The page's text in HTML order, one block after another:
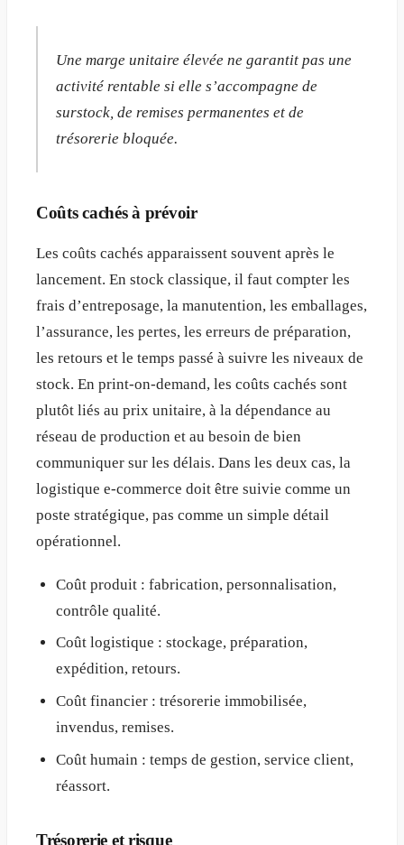
Une marge unitaire élevée ne garantit pas une
activité rentable si elle s’accompagne de
surstock, de remises permanentes et de
trésorerie bloquée.
Coûts cachés à prévoir
Les coûts cachés apparaissent souvent après le
lancement. En stock classique, il faut compter les
frais d’entreposage, la manutention, les emballages,
l’assurance, les pertes, les erreurs de préparation,
les retours et le temps passé à suivre les niveaux de
stock. En print-on-demand, les coûts cachés sont
plutôt liés au prix unitaire, à la dépendance au
réseau de production et au besoin de bien
communiquer sur les délais. Dans les deux cas, la
logistique e-commerce doit être suivie comme un
poste stratégique, pas comme un simple détail
opérationnel.
Coût produit : fabrication, personnalisation,
contrôle qualité.
Coût logistique : stockage, préparation,
expédition, retours.
Coût financier : trésorerie immobilisée,
invendus, remises.
Coût humain : temps de gestion, service client,
réassort.
Trésorerie et risque